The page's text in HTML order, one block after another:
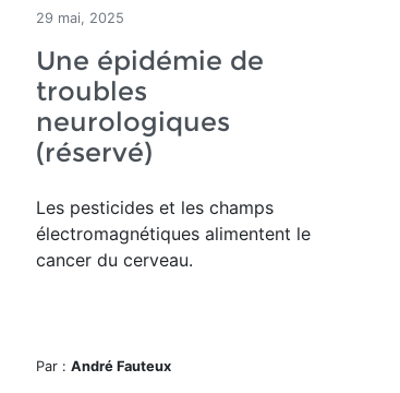
29 mai, 2025
Une épidémie de
troubles
neurologiques
(réservé)
Les pesticides et les champs
électromagnétiques alimentent le
cancer du cerveau.
Par : André Fauteux